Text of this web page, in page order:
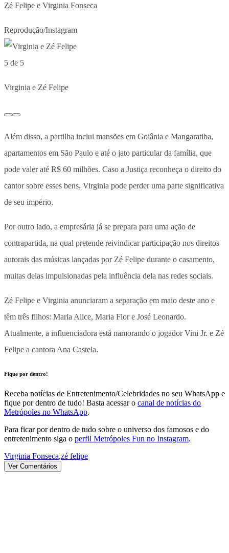
Zé Felipe e Virginia Fonseca
Reprodução/Instagram
5 de 5
Virginia e Zé Felipe
Além disso, a partilha inclui mansões em Goiânia e Mangaratiba,
apartamentos em São Paulo e até o jato particular da família, que
pode valer até R$ 60 milhões. Caso a Justiça reconheça o direito do
cantor sobre esses bens, Virginia pode perder uma parte significativa
de seu império.
Por outro lado, a empresária já se prepara para uma ação de
contrapartida, na qual pretende reivindicar participação nos direitos
autorais das músicas lançadas por Zé Felipe durante o casamento,
muitas delas impulsionadas pela influência dela nas redes sociais.
Zé Felipe e Virginia anunciaram a separação em maio deste ano e
têm três filhos: Maria Alice, Maria Flor e José Leonardo.
Atualmente, a influenciadora está namorando o jogador Vini Jr. e Zé
Felipe a cantora Ana Castela.
Fique por dentro!
Receba notícias de Entretenimento/Celebridades no seu WhatsApp e
fique por dentro de tudo! Basta acessar o canal de notícias do
Metrópoles no WhatsApp.
Para ficar por dentro de tudo sobre o universo dos famosos e do
entretenimento siga o perfil Metrópoles Fun no Instagram.
Virginia Fonseca,zé felipe
Ver Comentários